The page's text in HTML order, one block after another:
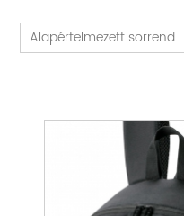
Alapértelmezett sorrend